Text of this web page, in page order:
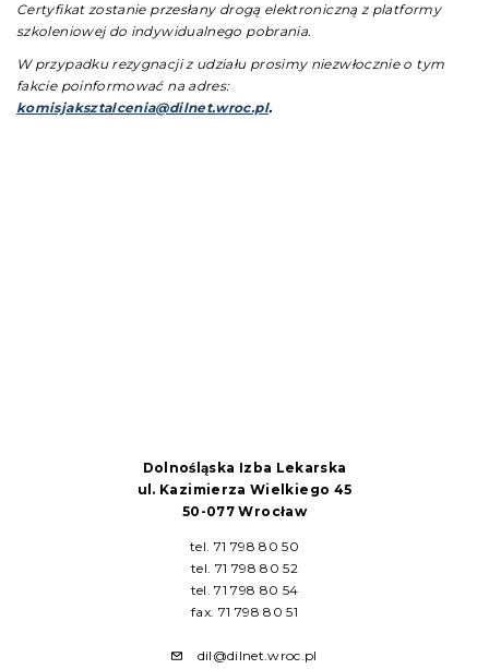
Certyfikat zostanie przesłany drogą elektroniczną z platformy
szkoleniowej do indywidualnego pobrania.
W przypadku rezygnacji z udziału prosimy niezwłocznie o tym
fakcie poinformować na adres:
komisjaksztalcenia@dilnet.wroc.pl.
Dolnośląska Izba Lekarska
ul. Kazimierza Wielkiego 45
50-077 Wrocław
tel. 71 798 80 50
tel. 71 798 80 52
tel. 71 798 80 54
fax. 71 798 80 51
dil@dilnet.wroc.pl